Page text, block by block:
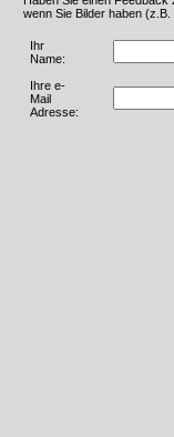
wenn Sie Bilder haben (z.B.
Ihr
Name:
Ihre e-
Mail
Adresse: